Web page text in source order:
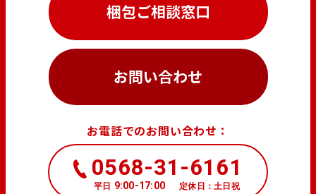
梱包ご相談窓口
お問い合わせ
お電話でのお問い合わせ：
0568-31-6161
平日 9:00-17:00 定休日：土日祝